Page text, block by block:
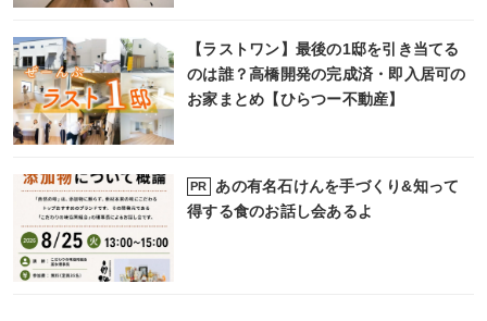
【ラストワン】最後の1邸を引き当てる
のは誰？高橋開発の完成済・即入居可の
お家まとめ【ひらつー不動産】
PR
あの有名石けんを手づくり&知って
得する食のお話し会あるよ